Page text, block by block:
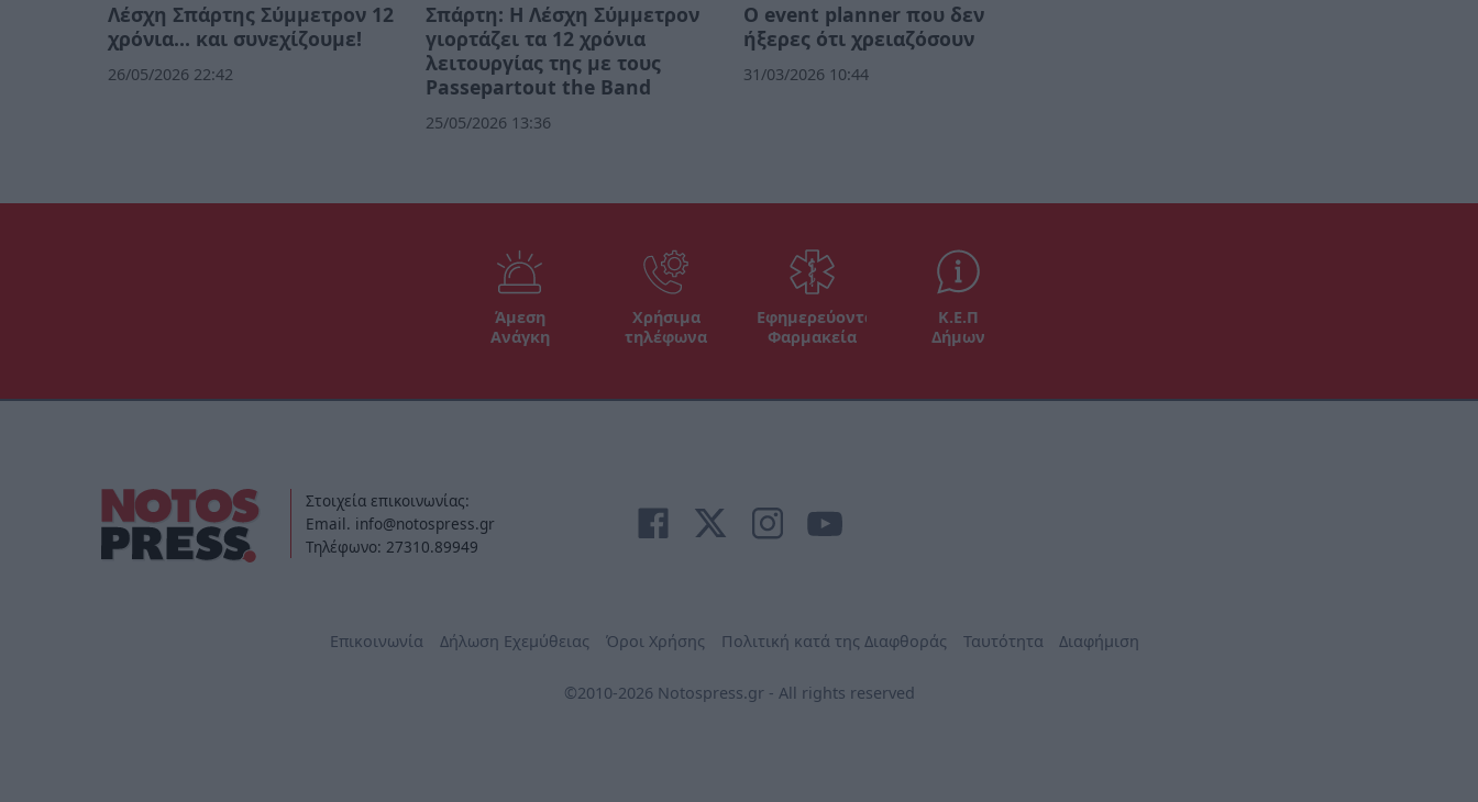
Λέσχη Σπάρτης Σύμμετρον 12
χρόνια... και συνεχίζουμε!
26/05/2026 22:42
Σπάρτη: Η Λέσχη Σύμμετρον
γιορτάζει τα 12 χρόνια
λειτουργίας της με τους
Passepartout the Band
25/05/2026 13:36
Ο event planner που δεν
ήξερες ότι χρειαζόσουν
31/03/2026 10:44
Άμεση
Ανάγκη
Χρήσιμα
τηλέφωνα
Εφημερεύοντα
Φαρμακεία
Κ.Ε.Π
Δήμων
Στοιχεία επικοινωνίας:
Email. info@notospress.gr
Τηλέφωνο: 27310.89949
Επικοινωνία Δήλωση Εχεμύθειας Όροι Χρήσης Πολιτική κατά της Διαφθοράς Ταυτότητα Διαφήμιση
©2010-2026 Notospress.gr - All rights reserved